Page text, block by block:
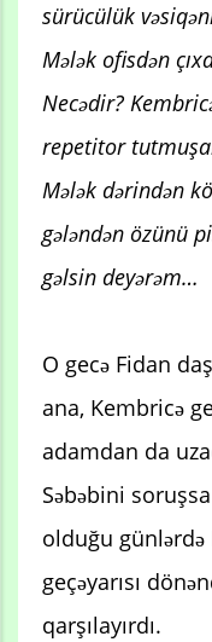
sürücülük
Mələk ofisdən
Necədir?
repetitor
Mələk dərindən
gələndən özünü
gəlsin deyərəm…
O gecə Fidan
ana, Kembricə
adamdan da
Səbəbini
olduğu günlərdə
geçəyarısı
qarşılayırdı.